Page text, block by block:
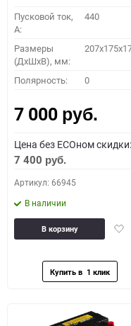
Пусковой ток,
A:
440
Размеры
(ДхШхВ), мм:
Полярность: 0
7 000 руб.
Цена без ECOном скидки:
7 400 руб.
Артикул: 66945
В наличии
В корзину